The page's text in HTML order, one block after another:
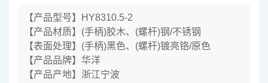
【产品型号】HY8310.5-2
【产品材质】(手柄)胶木、(螺杆)钢/不锈钢
【表面处理】(手柄)黑色、(螺杆)镀亮铬/原色
【产品品牌】华洋
【产品产地】浙江宁波